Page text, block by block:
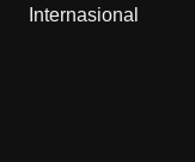
Internasional